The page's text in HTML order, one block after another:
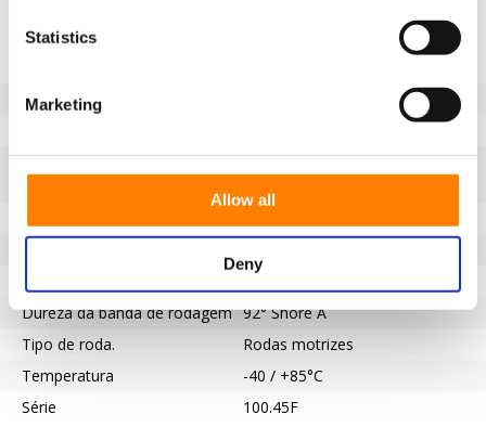
Statistics
Marketing
Allow all
Deny
Banda de rodagem não
Diâmetro da roda (mm)
Tipo de rolamento
Ranhura de chaveta de acordo
Dureza da banda de rodagem 92° Shore A
Tipo de roda.
Rodas motrizes
Temperatura
-40 / +85°C
Série
100.45F